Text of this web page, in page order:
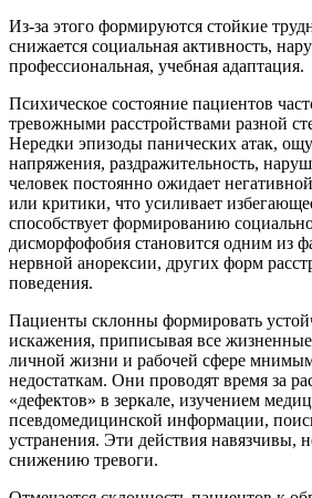
Из-за этого формируются стойкие
снижается социальная активность,
профессиональная, учебная адаптация.
Психическое состояние пациентов
тревожными расстройствами разной
Нередки эпизоды панических атак,
напряжения, раздражительность,
человек постоянно ожидает
или критики, что усиливает
способствует формированию
дисморфофобия становится одним из
нервной анорексии, других форм
поведения.
Пациенты склонны формировать
искажения, приписывая все
личной жизни и рабочей сфере
недостаткам. Они проводят время за
«дефектов» в зеркале, изучением
псевдомедицинской информации,
устранения. Эти действия навязчивы,
снижению тревоги.